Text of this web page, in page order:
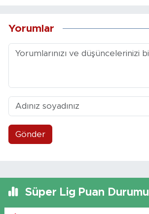
Yorumlar
Gönder
Süper Lig Puan Durumu